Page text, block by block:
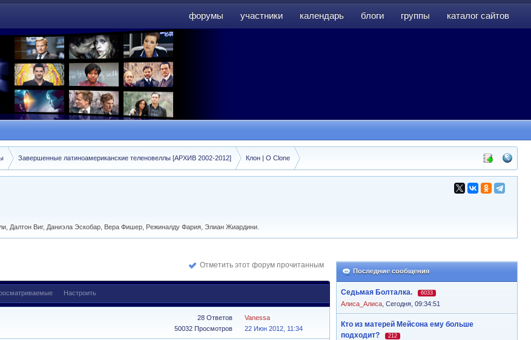
форумы участники календарь блоги группы каталог сайтов
Завершенные латиноамериканские теленовеллы [АРХИВ 2002-2012] Клон | O Clone
Далтон Виг, Даниэла Эскобар, Вера Фишер, Режиналду Фария, Элиан Жиардини.
Последние сообщения
Седьмая Болталка. 6033
Алиса_Алиса Сегодня, 09:34:51
Кто из матерей Мейсона ему больше
подходит?
212
Отметить этот форум прочитанным
Настроить
28 Ответов
50032 Просмотров
Vanessa
22 Июн 2012, 11:34